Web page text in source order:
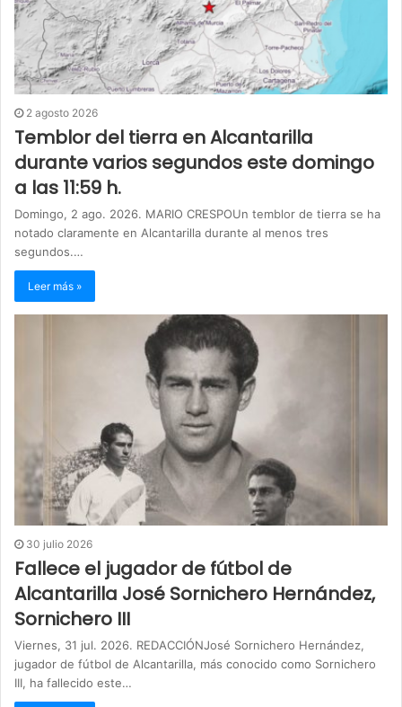
2 agosto 2026
Temblor del tierra en Alcantarilla
durante varios segundos este domingo
a las 11:59 h.
Domingo, 2 ago. 2026. MARIO CRESPOUn temblor de tierra se ha
notado claramente en Alcantarilla durante al menos tres
segundos.…
Leer más »
30 julio 2026
Fallece el jugador de fútbol de
Alcantarilla José Sornichero Hernández,
Sornichero III
Viernes, 31 jul. 2026. REDACCIÓNJosé Sornichero Hernández,
jugador de fútbol de Alcantarilla, más conocido como Sornichero
III, ha fallecido este…